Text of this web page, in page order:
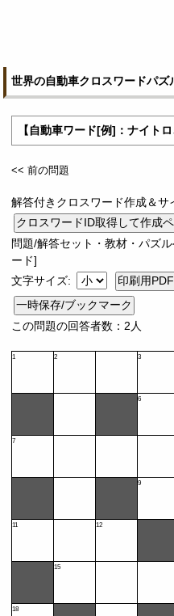
世界の自動車クロスワードパズ
【自動車ワード[例]：ナイトロ
<< 前の問題
解答付きクロスワード作成＆サ
問題/解答セット・教材・パズ
ード]
文字サイズ:
一時保存/ブックマーク
この問題の回答者数：2人
1 2 3
6
7
9
11 12
15
18